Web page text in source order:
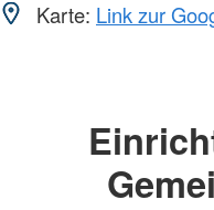
Karte: Link zur